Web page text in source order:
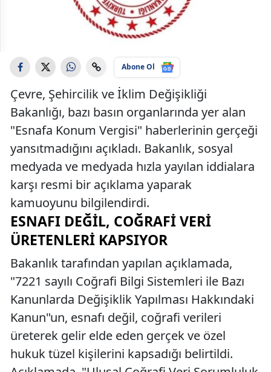
Abone Ol
Çevre, Şehircilik ve İklim Değişikliği
Bakanlığı, bazı basın organlarında yer alan
"Esnafa Konum Vergisi" haberlerinin gerçeği
yansıtmadığını açıkladı. Bakanlık, sosyal
medyada ve medyada hızla yayılan iddialara
karşı resmi bir açıklama yaparak
kamuoyunu bilgilendirdi.
ESNAFI DEĞIL, COĞRAFI VERI
ÜRETENLERI KAPSIYOR
Bakanlık tarafından yapılan açıklamada,
"7221 sayılı Coğrafi Bilgi Sistemleri ile Bazı
Kanunlarda Değişiklik Yapılması Hakkındaki
Kanun"un, esnafı değil, coğrafi verileri
üreterek gelir elde eden gerçek ve özel
hukuk tüzel kişilerini kapsadığı belirtildi.